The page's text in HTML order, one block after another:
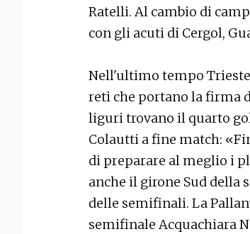
Ratelli. Al cambio di
con gli acuti di Cergol,
Nell'ultimo tempo
reti che portano la firma
liguri trovano il quarto
Colautti a fine match:
di preparare al meglio i
anche il girone Sud della
delle semifinali. La
semifinale Acquachiara